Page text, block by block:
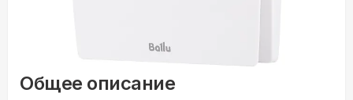
Общее описание